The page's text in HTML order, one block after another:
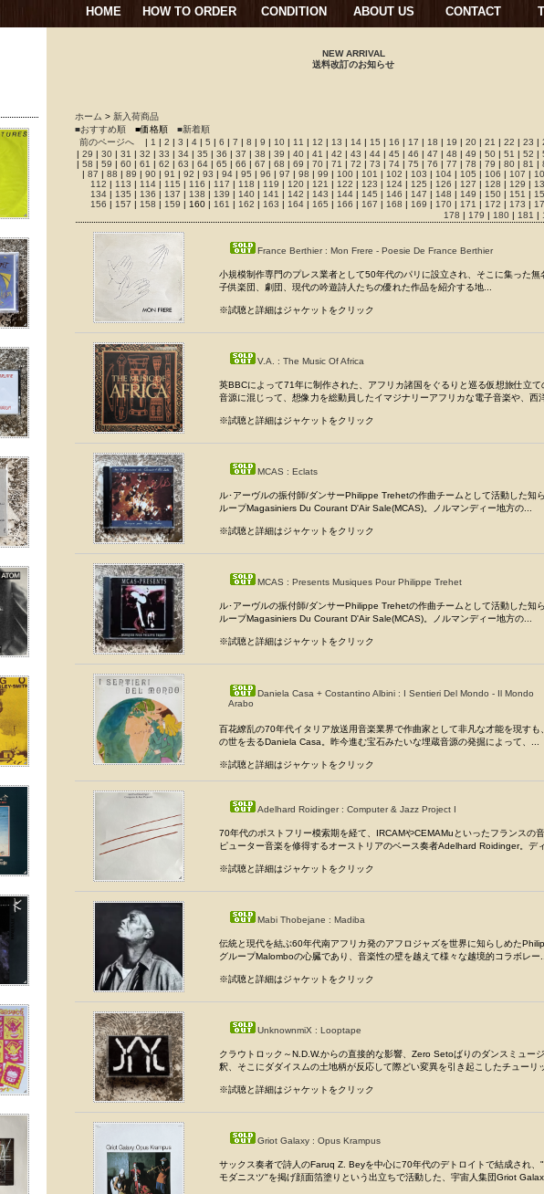
HOME HOW TO ORDER CONDITION ABOUT US CONTACT
NEW ARRIVAL
送料改訂のお知らせ
ホーム > 新入荷商品
■おすすめ順
■価格順
■新着順
前のページへ | 1 | 2 | 3 | 4 | 5 | 6 | 7 | 8 | 9 | 10 | 11 | 12 | 13 | 14 | 15 | 16 | 17 | 18 | 19 | 20 | 21 | 22 | 23 |
| 29 | 30 | 31 | 32 | 33 | 34 | 35 | 36 | 37 | 38 | 39 | 40 | 41 | 42 | 43 | 44 | 45 | 46 | 47 | 48 | 49 | 50 | 51 | 52 |
| 58 | 59 | 60 | 61 | 62 | 63 | 64 | 65 | 66 | 67 | 68 | 69 | 70 | 71 | 72 | 73 | 74 | 75 | 76 | 77 | 78 | 79 | 80 | 81 |
| 87 | 88 | 89 | 90 | 91 | 92 | 93 | 94 | 95 | 96 | 97 | 98 | 99 | 100 | 101 | 102 | 103 | 104 | 105 | 106 | 107 |
112 | 113 | 114 | 115 | 116 | 117 | 118 | 119 | 120 | 121 | 122 | 123 | 124 | 125 | 126 | 127 | 128 | 129 |
134 | 135 | 136 | 137 | 138 | 139 | 140 | 141 | 142 | 143 | 144 | 145 | 146 | 147 | 148 | 149 | 150 | 151 |
156 | 157 | 158 | 159 | 160 | 161 | 162 | 163 | 164 | 165 | 166 | 167 | 168 | 169 | 170 | 171 | 172 | 173 |
178 | 179 | 180 | 181 |
France Berthier : Mon Frere - Poesie De France Berthier
小規模制作専門のプレス業者として50年代のパリに設立され、そこに集った無
子供楽団、劇団、現代の吟遊詩人たちの優れた作品を紹介する地...
※試聴と詳細はジャケットをクリック
V.A. : The Music Of Africa
英BBCによって71年に制作された、アフリカ諸国をぐるりと巡る仮想旅仕立て
音源に混じって、想像力を総動員したイマジナリーアフリカな電子音楽や、西
※試聴と詳細はジャケットをクリック
MCAS : Eclats
ル･アーヴルの振付師/ダンサーPhilippe Trehetの作曲チームとして活動した知
ループMagasiniers Du Courant D'Air Sale(MCAS)。ノルマンディー地方の...
※試聴と詳細はジャケットをクリック
MCAS : Presents Musiques Pour Philippe Trehet
ル･アーヴルの振付師/ダンサーPhilippe Trehetの作曲チームとして活動した知
ループMagasiniers Du Courant D'Air Sale(MCAS)。ノルマンディー地方の...
※試聴と詳細はジャケットをクリック
Daniela Casa + Costantino Albini : I Sentieri Del Mondo - Il Mondo
Arabo
百花繚乱の70年代イタリア放送用音楽業界で作曲家として非凡な才能を現すも
の世を去るDaniela Casa。昨今進む宝石みたいな埋蔵音源の発掘によって、...
※試聴と詳細はジャケットをクリック
Adelhard Roidinger : Computer & Jazz Project I
70年代のポストフリー模索期を経て、IRCAMやCEMAMuといったフランスの
ピューター音楽を修得するオーストリアのベース奏者Adelhard Roidinger。デ
※試聴と詳細はジャケットをクリック
Mabi Thobejane : Madiba
伝統と現代を結ぶ60年代南アフリカ発のアフロジャズを世界に知らしめた
グループMalomboの心臓であり、音楽性の壁を越えて様々な越境的コラボレー...
※試聴と詳細はジャケットをクリック
UnknownmiX : Looptape
クラウトロック～N.D.W.からの直接的な影響、Zero Setoばりのダンスミュー
釈、そこにダダイスムの土地柄が反応して際どい変異を引き起こしたチューリ
※試聴と詳細はジャケットをクリック
Griot Galaxy : Opus Krampus
サックス奏者で詩人のFaruq Z. Beyを中心に70年代のデトロイトで結成され、
モダニスツ"を掲げ顔面箔塗りという出立ちで活動した、宇宙人集団Griot